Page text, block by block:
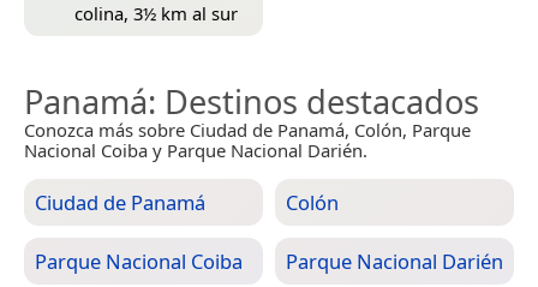
colina, 3½ km al sur
Panamá: Destinos destacados
Conozca más sobre Ciudad de Panamá, Colón, Parque
Nacional Coiba y Parque Nacional Darién.
Ciudad de Panamá Colón
Parque Nacional Coiba Parque Nacional Darién